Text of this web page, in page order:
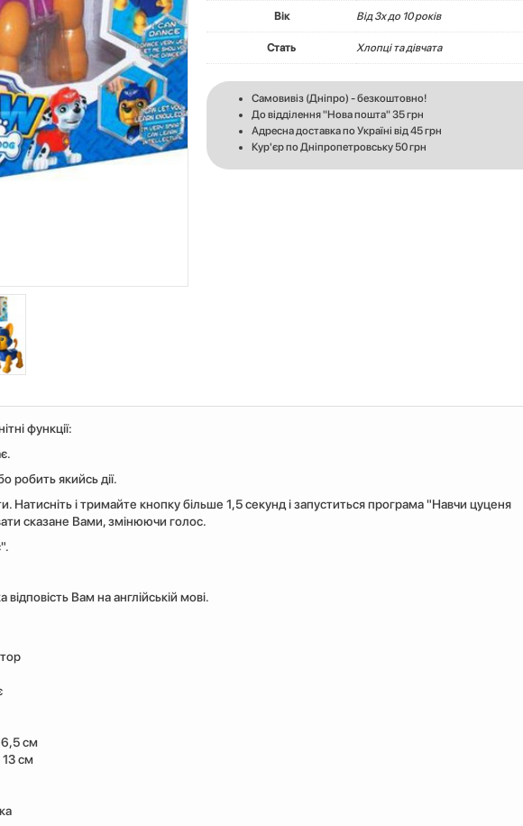
Вік Вiд 3х до 10 років
Стать Хлопці та дівчата
Самовивіз (Дніпро) - безкоштовно!
До відділення "Нова пошта" 35 грн
Адресна доставка по Україні від 45 грн
Кур'єр по Дніпропетровську 50 грн
функції:
робить якийсь дії.
і тримайте кнопку більше 1,5 секунд і запуститься програма "Навчи цуценя
сказане Вами, змінюючи голос.
Вам на англійській мові.
см
см